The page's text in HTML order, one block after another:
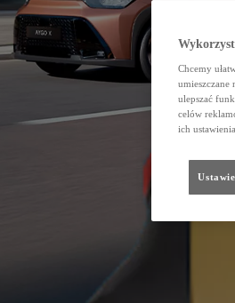
Chcemy
ulepszać
celów
ich